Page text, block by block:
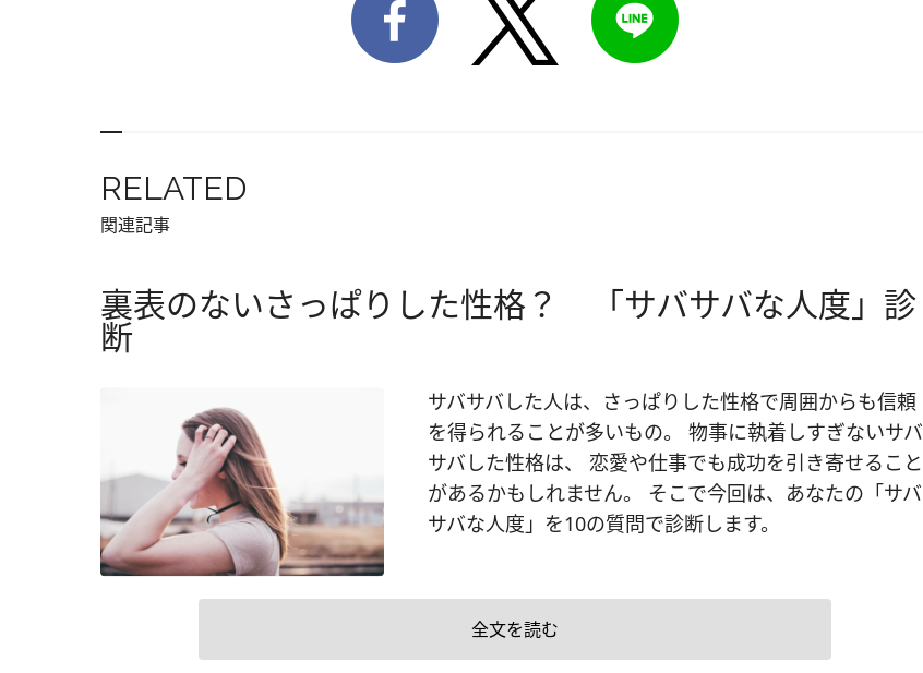
RELATED
関連記事
裏表のないさっぱりした性格？ 「サバサバな人度」診
断
サバサバした人は、さっぱりした性格で周囲からも信頼
を得られることが多いもの。 物事に執着しすぎないサバ
サバした性格は、 恋愛や仕事でも成功を引き寄せること
があるかもしれません。 そこで今回は、あなたの「サバ
サバな人度」を10の質問で診断します。
全文を読む